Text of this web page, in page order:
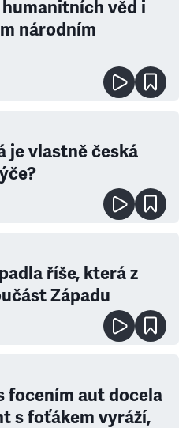
věd i
národním
je vlastně česká
říše, která z
Západu
focením aut docela
s foťákem vyráží,